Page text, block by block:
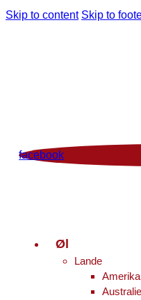
Skip to content Skip to
facebook
Øl
Lande
Amerika